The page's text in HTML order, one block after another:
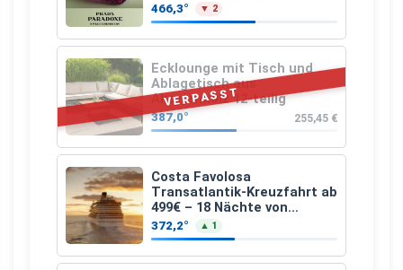
466,3° ▼ 2
VERPASST
Ecklounge mit Tisch und
Ablagetisch aus
Akazienholz 12-teilig
387,0° 255,45 €
Costa Favolosa
Transatlantik-Kreuzfahrt ab
499€ – 18 Nächte von
Hamburg nach Guadeloupe
372,2° ▲ 1